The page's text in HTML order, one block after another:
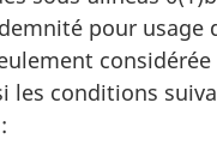
pour usage
les conditions